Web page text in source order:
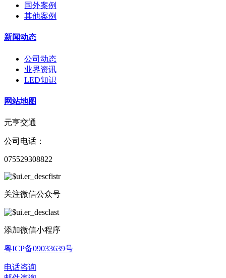
国外案例
其他案例
新闻动态
公司动态
业界资讯
LED知识
网站地图
元亨交通
公司电话：
075529308822
关注微信公众号
添加微信小程序
粤ICP备09033639号
电话咨询